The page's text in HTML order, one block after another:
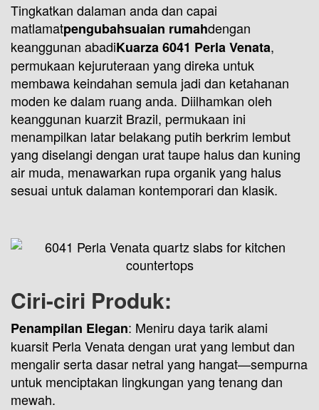
Tingkatkan dalaman anda dan capai
matlamatpengubahsuaian rumahdengan
keanggunan abadiKuarza 6041 Perla Venata,
permukaan kejuruteraan yang direka untuk
membawa keindahan semula jadi dan ketahanan
moden ke dalam ruang anda. Diilhamkan oleh
keanggunan kuarzit Brazil, permukaan ini
menampilkan latar belakang putih berkrim lembut
yang diselangi dengan urat taupe halus dan kuning
air muda, menawarkan rupa organik yang halus
sesuai untuk dalaman kontemporari dan klasik.
Ciri-ciri Produk:
Penampilan Elegan: Meniru daya tarik alami
kuarsit Perla Venata dengan urat yang lembut dan
mengalir serta dasar netral yang hangat—sempurna
untuk menciptakan lingkungan yang tenang dan
mewah.